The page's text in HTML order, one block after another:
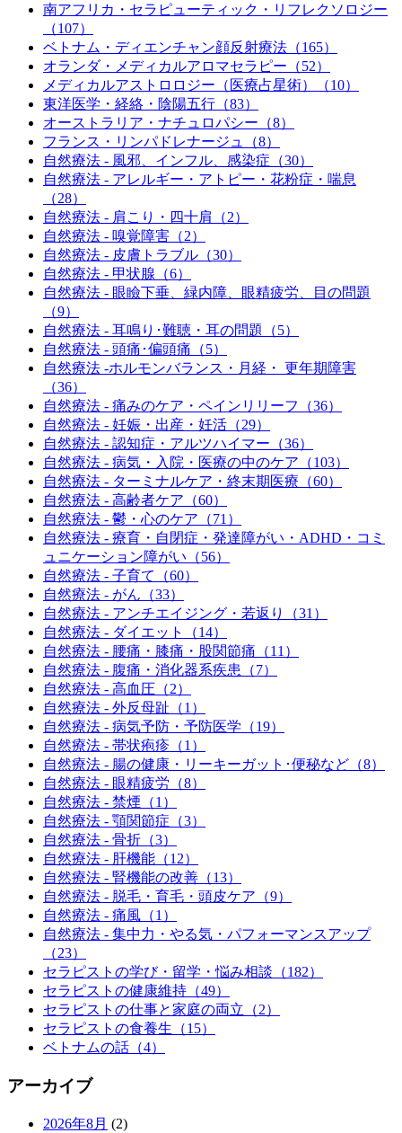
南アフリカ・セラピューティック・リフレクソロジー
（107）
ベトナム・ディエンチャン顔反射療法（165）
オランダ・メディカルアロマセラピー（52）
メディカルアストロロジー（医療占星術）（10）
東洋医学・経絡・陰陽五行（83）
オーストラリア・ナチュロパシー（8）
フランス・リンパドレナージュ（8）
自然療法 - 風邪、インフル、感染症（30）
自然療法 - アレルギー・アトピー・花粉症・喘息
（28）
自然療法 - 肩こり・四十肩（2）
自然療法 - 嗅覚障害（2）
自然療法 - 皮膚トラブル（30）
自然療法 - 甲状腺（6）
自然療法 - 眼瞼下垂、緑内障、眼精疲労、目の問題
（9）
自然療法 - 耳鳴り･難聴・耳の問題（5）
自然療法 - 頭痛･偏頭痛（5）
自然療法 -ホルモンバランス・月経・ 更年期障害
（36）
自然療法 - 痛みのケア・ペインリリーフ（36）
自然療法 - 妊娠・出産・妊活（29）
自然療法 - 認知症・アルツハイマー（36）
自然療法 - 病気・入院・医療の中のケア（103）
自然療法 - ターミナルケア・終末期医療（60）
自然療法 - 高齢者ケア（60）
自然療法 - 鬱・心のケア（71）
自然療法 - 療育・自閉症・発達障がい・ADHD・コミ
ュニケーション障がい（56）
自然療法 - 子育て（60）
自然療法 - がん（33）
自然療法 - アンチエイジング・若返り（31）
自然療法 - ダイエット（14）
自然療法 - 腰痛・膝痛・股関節痛（11）
自然療法 - 腹痛・消化器系疾患（7）
自然療法 - 高血圧（2）
自然療法 - 外反母趾（1）
自然療法 - 病気予防・予防医学（19）
自然療法 - 帯状疱疹（1）
自然療法 - 腸の健康・リーキーガット･便秘など（8）
自然療法 - 眼精疲労（8）
自然療法 - 禁煙（1）
自然療法 - 顎関節症（3）
自然療法 - 骨折（3）
自然療法 - 肝機能（12）
自然療法 - 腎機能の改善（13）
自然療法 - 脱毛・育毛・頭皮ケア（9）
自然療法 - 痛風（1）
自然療法 - 集中力・やる気・パフォーマンスアップ
（23）
セラピストの学び・留学・悩み相談（182）
セラピストの健康維持（49）
セラピストの仕事と家庭の両立（2）
セラピストの食養生（15）
ベトナムの話（4）
アーカイブ
2026年8月 (2)